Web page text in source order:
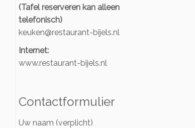
(Tafel reserveren kan alleen
telefonisch)
keuken@restaurant-bijels.nl
Internet:
www.restaurant-bijels.nl
Contactformulier
Uw naam (verplicht)